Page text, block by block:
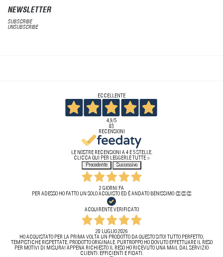
NEWSLETTER
SUBSCRIBE
UNSUBSCRIBE
ECCELLENTE
4,9/5
83
RECENSIONI
LE NOSTRE RECENSIONI A 4 E 5 STELLE.
CLICCA QUI PER LEGGERLE TUTTE >
Precedente
Successivo
2 GIORNI FA
PER ADESSO HO FATTO UN SOLO ACQUISTO ED È ANDATO BENISSIMO 👏👏👏
ACQUIRENTE VERIFICATO
20 LUGLIO 2026
HO ACQUISTATO PER LA PRIMA VOLTA UN PRODOTTO DA QUESTO SITO! TUTTO PERFETTO,
TEMPISTICHE RISPETTATE, PRODOTTO ORIGINALE. PURTROPPO HO DOVUTO EFFETTUARE IL RESO
PER MOTIVI DI MISURA! APPENA RICHIESTO IL RESO HO RICEVUTO UNA MAIL DAL SERVIZIO
CLIENTI. EFFICIENTI E FIDATI.